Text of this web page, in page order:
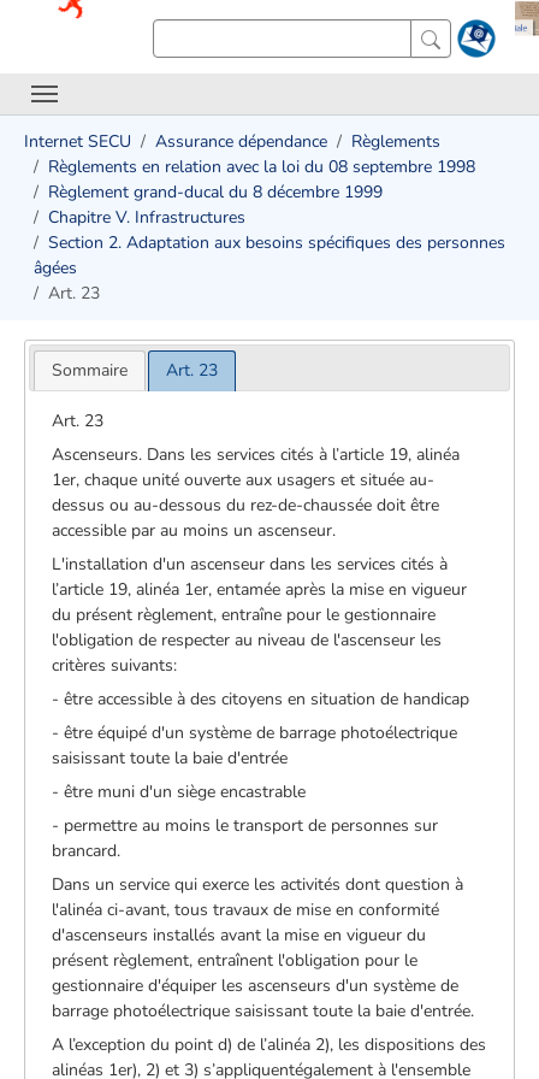
Internet SECU Assurance dépendance
Règlements
Règlements en relation avec la loi du 08 septembre 1998
Règlement grand-ducal du 8 décembre 1999
Chapitre V. Infrastructures
Section 2. Adaptation aux besoins spécifiques des personnes
âgées
Art. 23
Sommaire Art. 23
Art. 23
Ascenseurs. Dans les services cités à l’article 19, alinéa
1er, chaque unité ouverte aux usagers et située au-
dessus ou au-dessous du rez-de-chaussée doit être
accessible par au moins un ascenseur.
L'installation d'un ascenseur dans les services cités à
l’article 19, alinéa 1er, entamée après la mise en vigueur
du présent règlement, entraîne pour le gestionnaire
l'obligation de respecter au niveau de l'ascenseur les
critères suivants:
- être accessible à des citoyens en situation de handicap
- être équipé d'un système de barrage photoélectrique
saisissant toute la baie d'entrée
- être muni d'un siège encastrable
- permettre au moins le transport de personnes sur
brancard.
Dans un service qui exerce les activités dont question à
l'alinéa ci-avant, tous travaux de mise en conformité
d'ascenseurs installés avant la mise en vigueur du
présent règlement, entraînent l'obligation pour le
gestionnaire d'équiper les ascenseurs d'un système de
barrage photoélectrique saisissant toute la baie d'entrée.
A l’exception du point d) de l’alinéa 2), les dispositions des
alinéas 1er), 2) et 3) s’appliquentégalement à l'ensemble